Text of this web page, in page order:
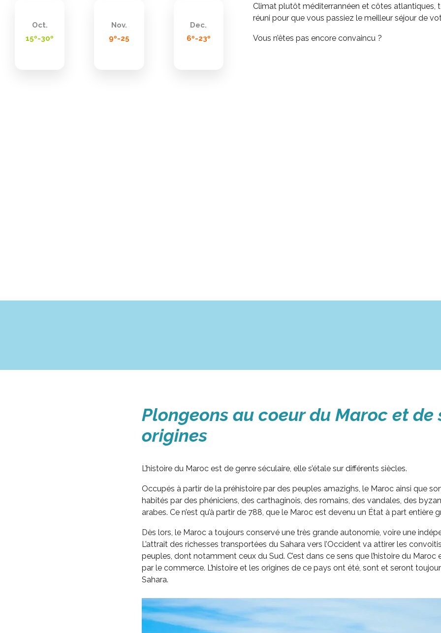
Oct.
15º-30º
Nov.
9º-25
Dec.
6º-23º
Climat plutôt méditerrannéen et côtes atlantiques,
réuni pour que vous passiez le meilleur séjour de
Vous n’êtes pas encore convaincu ?
Plongeons au coeur du Maroc et de
origines
L’histoire du Maroc est de genre séculaire, elle s’étale sur différents siècles.
Occupés à partir de la préhistoire par des peuples amazighs, le Maroc ainsi que
habités par des phéniciens, des carthaginois, des romains, des vandales, des
arabes. Ce n’est qu’à partir de 788, que le Maroc est devenu un État à part entière
Dès lors, le Maroc a toujours conservé une très grande autonomie, voire une
L’attrait des richesses transportées du Sahara vers l’Occident va attirer les
peuples, dont notamment ceux du Sud. C’est dans ce sens que l’histoire du
par le commerce. L’histoire et les origines de ce pays ont été, sont et seront
Sahara.